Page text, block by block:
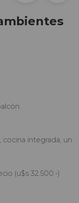
integrada, un
(u$s 32.500.-)